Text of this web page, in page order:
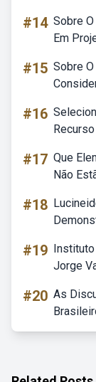
#14 Sobre
Em
#15 Sobre
#16
#17 Que
Não
#18
#19
Jorge
#20 As